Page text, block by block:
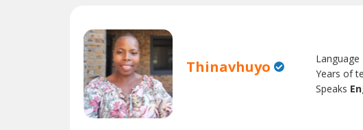
Thinavhuyo
Years of
Speaks